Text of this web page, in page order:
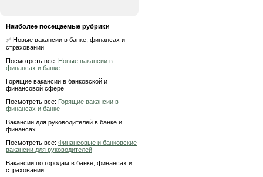
Наиболее посещаемые рубрики
✅ Новые вакансии в банке, финансах и
страховании
Посмотреть все: Новые вакансии в
финансах и банке
Горящие вакансии в банковской и
финансовой сфере
Посмотреть все: Горящие вакансии в
финансах и банке
Вакансии для руководителей в банке и
финансах
Посмотреть все: Финансовые и банковские
вакансии для руководителей
Вакансии по городам в банке, финансах и
страховании